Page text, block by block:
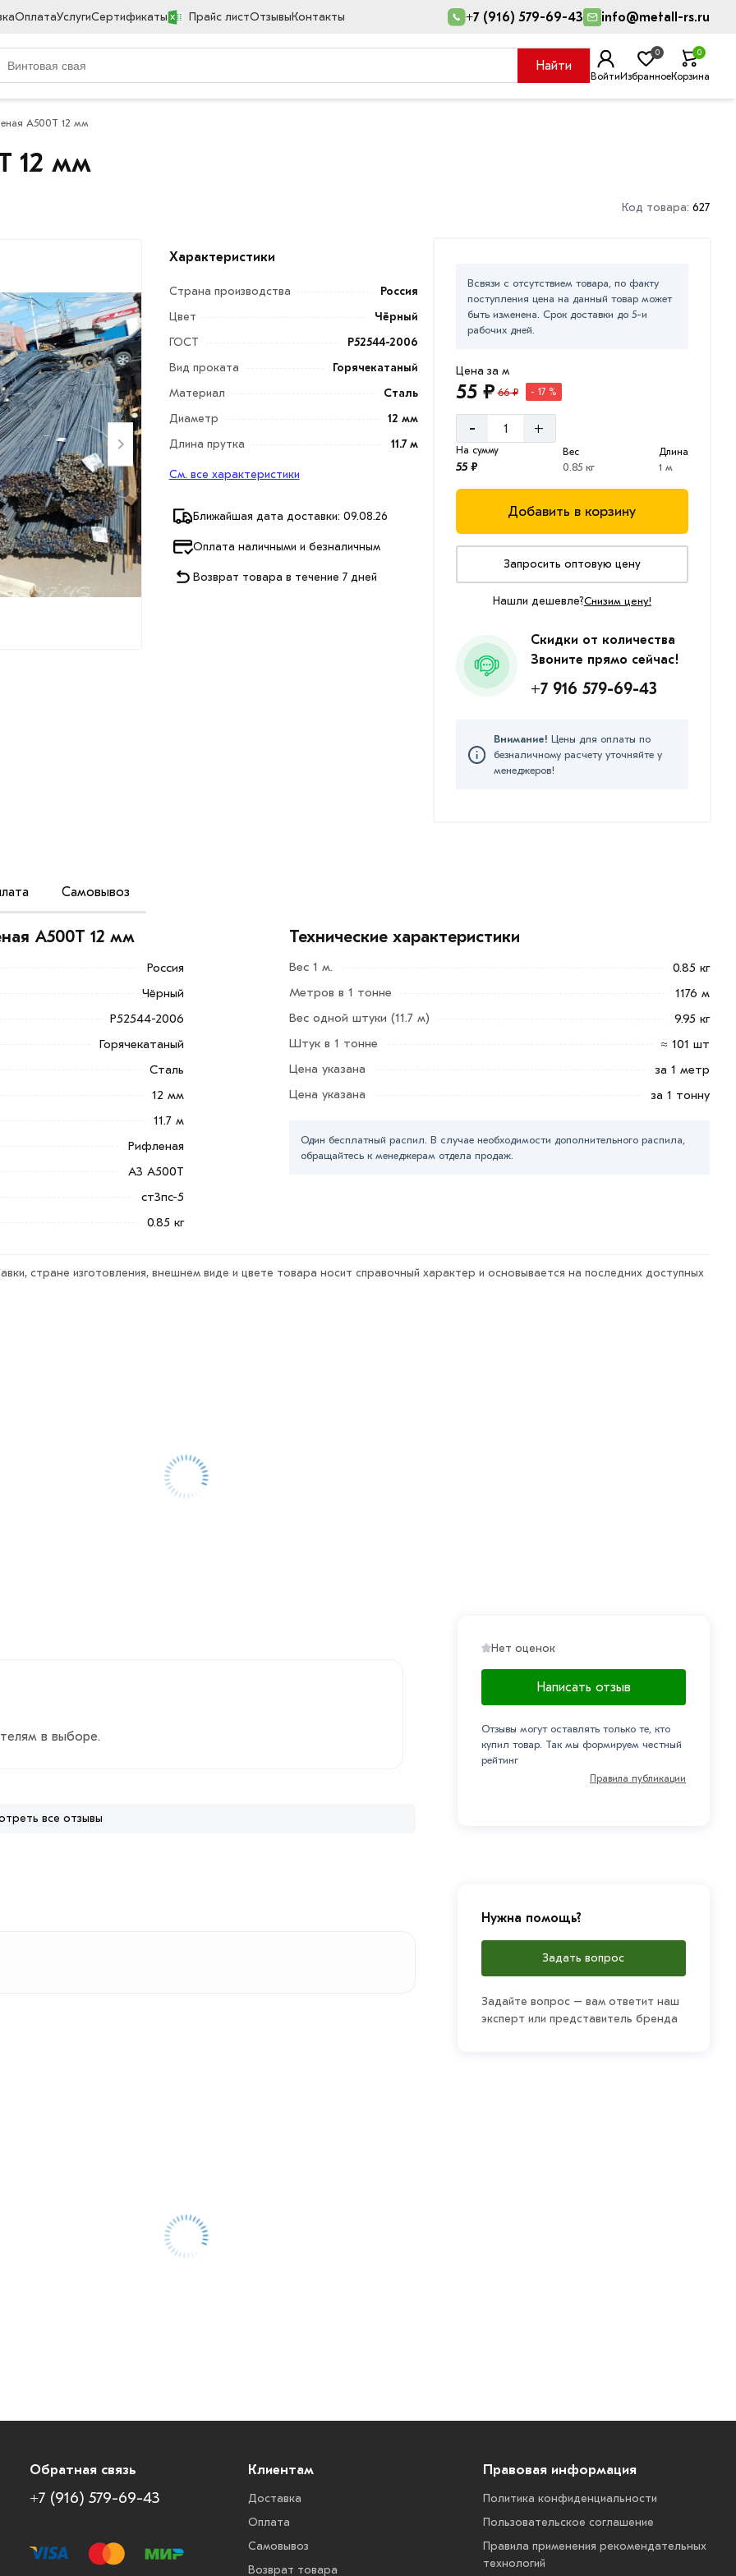
ОплатаУслугиСертификаты Прайс листОтзывыКонтакты +7 (916) 579-69-43 info@metall-rs.ru
Найти
ВойтиИзбранное
0
Корзина
0
А500Т 12 мм
12 мм
Код товара: 627
Характеристики
Страна производства
Россия
Цвет
Чёрный
ГОСТ
Р52544-2006
Вид проката
Горячекатаный
Материал
Сталь
Диаметр
12 мм
Длина прутка
11.7 м
См. все характеристики
Ближайшая дата доставки: 09.08.26
Оплата наличными и безналичным
Возврат товара в течение 7 дней
Всвязи с отсутствием товара, по факту
поступления цена на данный товар может
быть изменена. Срок доставки до 5-и
рабочих дней.
Цена за м
55 ₽ 66 ₽ - 17 %
- +
На сумму
55 ₽
Вес
0.85 кг
Длина
1 м
Добавить в корзину
Запросить оптовую цену
Нашли дешевле?Снизим цену!
Скидки от количества
Звоните прямо сейчас!
+7 916 579-69-43
Внимание! Цены для оплаты по
безналичному расчету уточняйте у
менеджеров!
Самовывоз
материал, применяемый в
нагрузкам.
с бетоном. Соответствует
плит, стен, колонн, перекрытий и
строительства.
в корзину»или нажмите на
по контактам указанным на сайте.
12 мм из категорииАрматура
в Москве и области. Наши
с Вами для согласования условий
всем стандартам качества.
обязательно).
А500Т 12 мм
Россия
Чёрный
Р52544-2006
Горячекатаный
Сталь
12 мм
11.7 м
Рифленая
А3 А500Т
ст3пс-5
0.85 кг
Технические характеристики
Вес 1 м.
0.85 кг
Метров в 1 тонне
1176 м
Вес одной штуки (11.7 м)
9.95 кг
Штук в 1 тонне
≈ 101 шт
Цена указана
за 1 метр
Цена указана
за 1 тонну
Один бесплатный распил. В случае необходимости дополнительного распила,
обращайтесь к менеджерам отдела продаж.
стране изготовления, внешнем виде и цвете товара носит справочный характер и основывается на последних доступных
в выборе.
все отзывы
Нет оценок
Написать отзыв
Отзывы могут оставлять только те, кто
купил товар. Так мы формируем честный
рейтинг
Правила публикации
Нужна помощь?
Задать вопрос
Задайте вопрос – вам ответит наш
эксперт или представитель бренда
Обратная связь
+7 (916) 579-69-43
Клиентам
Доставка
Оплата
Самовывоз
Возврат товара
Правовая информация
Политика конфиденциальности
Пользовательское соглашение
Правила применения рекомендательных
технологий